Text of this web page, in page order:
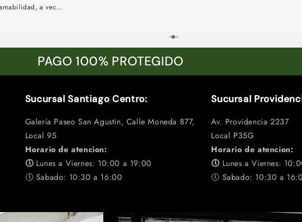
PAGO 100% PROTEGIDO
Sucursal Santiago Centro:
Galería Paseo San Agustin, Calle Moneda 877,
Local 95
Horario de atencion:
🕔 Lunes a Viernes: 10:00 a 19:00
🕔 Sabado: 10:30 a 16:00
Sucursal
Av. Providencia 2237
Local P35G
Horario de atencion:
🕔 Lunes a Viernes:
🕔 Sabado: 10:30 a